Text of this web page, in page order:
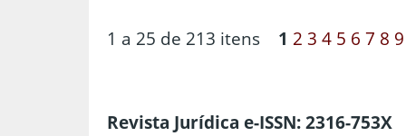
1 a 25 de 213 itens 1 2 3 4 5 6 7 8 9
Revista Jurídica e-ISSN: 2316-753X